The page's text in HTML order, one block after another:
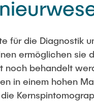
für die Diagnostik
ermöglichen
behandelt
in einem hohen